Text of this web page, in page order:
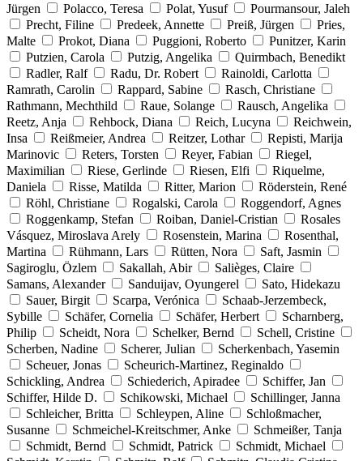
Jürgen
Polacco, Teresa Polat, Yusuf
Pourmansour, Jaleh
Precht, Filine
Predeek, Annette Preiß, Jürgen
Pries,
Malte
Prokot, Diana Puggioni, Roberto
Punitzer, Karin
Putzien, Carola
Putzig, Angelika
Quirmbach, Benedikt
Radler, Ralf
Radu, Dr. Robert
Rainoldi, Carlotta
Ramrath, Carolin
Rappard, Sabine
Rasch, Christiane
Rathmann, Mechthild
Raue, Solange
Rausch, Angelika
Reetz, Anja
Rehbock, Diana Reich, Lucyna
Reichwein,
Insa
Reißmeier, Andrea Reitzer, Lothar
Repisti, Marija
Marinovic
Reters, Torsten Reyer, Fabian
Riegel,
Maximilian
Riese, Gerlinde Riesen, Elfi
Riquelme,
Daniela
Risse, Matilda Ritter, Marion
Röderstein, René
Röhl, Christiane
Rogalski, Carola
Roggendorf, Agnes
Roggenkamp, Stefan
Roiban, Daniel-Cristian
Rosales
Vásquez, Miroslava Arely
Rosenstein, Marina
Rosenthal,
Martina
Rühmann, Lars Rütten, Nora
Saft, Jasmin
Sagiroglu, Özlem
Sakallah, Abir
Salièges, Claire
Samans, Alexander
Sanduijav, Oyungerel
Sato, Hidekazu
Sauer, Birgit
Scarpa, Verónica
Schaab-Jerzembeck,
Sybille
Schäfer, Cornelia Schäfer, Herbert
Scharnberg,
Philip
Scheidt, Nora Schelker, Bernd
Schell, Cristine
Scherben, Nadine
Scherer, Julian
Scherkenbach, Yasemin
Scheuer, Jonas
Scheurich-Martinez, Reginaldo
Schickling, Andrea
Schiederich, Apiradee
Schiffer, Jan
Schiffer, Hilde D.
Schikowski, Michael
Schillinger, Janna
Schleicher, Britta
Schleypen, Aline
Schloßmacher,
Susanne
Schmeichel-Kreitschmer, Anke
Schmeißer, Tanja
Schmidt, Bernd
Schmidt, Patrick
Schmidt, Michael